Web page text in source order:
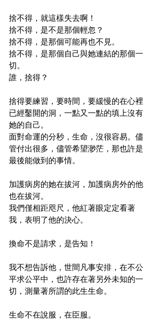
捨不得，就這樣失去啊！
捨不得，是不是那個輕忽？
捨不得，是那個可能再也不見。
捨不得，是那個自己與她連結的那個一
切。
誰，捨得？
捨得要練習，要時間，要緩慢的在心裡
已經鑿開的洞，一點又一點的填上沒有
她的自己。
面對命運的分秒，生命，沒很容易。儘
管付出很多，儘管希望渺茫，那也許是
最後能做到的事情。
加護病房的她在拔河，加護病房外的他
也在拔河。
我們僅相距咫尺，他紅著眼定定看著
我，表明了他的決心。
換命不是請求，是告知！
我不想告訴他，世間凡事安排，在不公
平求公平中，也許存在著另外未知的一
切，測量著所謂的此生生命。
生命不在說服，在臣服。